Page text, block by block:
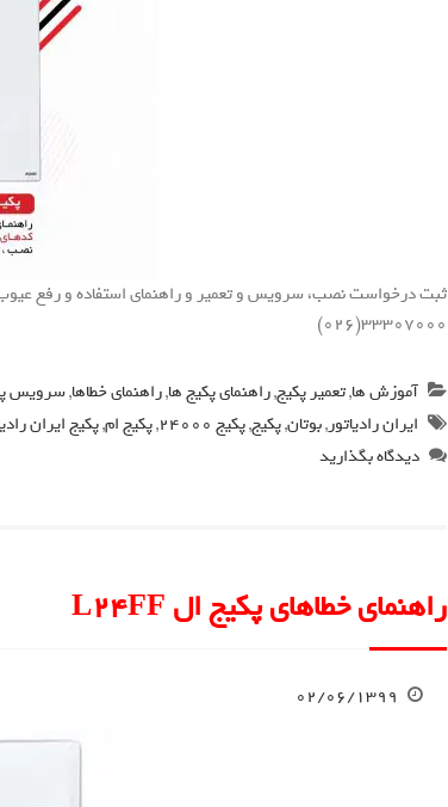
33307000(026)
آموزش ها,تعمیر پکیج,راهنمای پکیج ها,راهنمای خطاها,سرویس
ایران رادیاتور,بوتان,پکیج,پکیج 24000 ,پکیج ام,پکیج ایران
دیدگاه بگذارید
راهنمای خطاهای پکیج ال L24FF
۰۲/۰۶/۱۳۹۹